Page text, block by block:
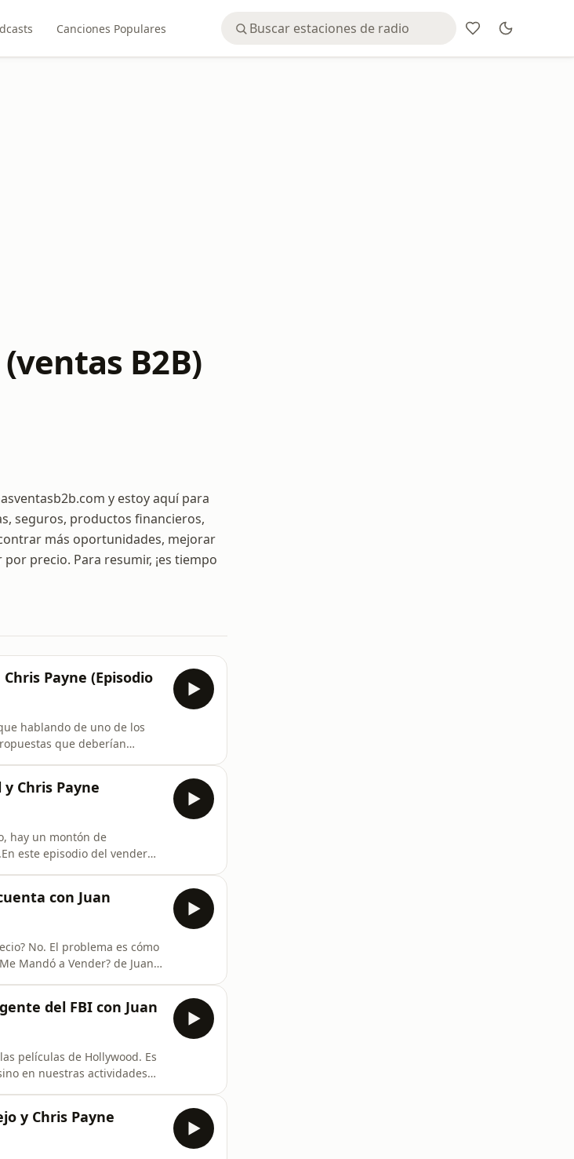
Canciones Populares
B2B)
y estoy aquí para
seguros, productos financieros,
más oportunidades, mejorar
precio. Para resumir, ¡es tiempo
Payne (Episodio
hablando de uno de los
que deberían
Chris Payne
hay un montón de
este episodio del vender
con Juan
No. El problema es cómo
Mandó a Vender? de Juan
del FBI con Juan
películas de Hollywood. Es
en nuestras actividades
y Chris Payne